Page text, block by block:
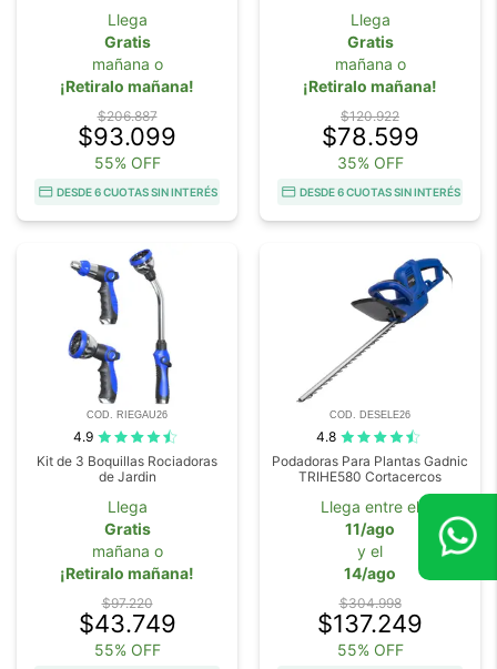
Llega
Gratis
mañana o
¡Retiralo mañana!
$206.887
$93.099
55% OFF
DESDE 6 CUOTAS SIN INTERÉS
Llega
Gratis
mañana o
¡Retiralo mañana!
$120.922
$78.599
35% OFF
DESDE 6 CUOTAS SIN INTERÉS
COD. RIEGAU26
4.9
Kit de 3 Boquillas Rociadoras
de Jardin
Llega
Gratis
mañana o
¡Retiralo mañana!
$97.220
$43.749
55% OFF
COD. DESELE26
4.8
Podadoras Para Plantas Gadnic
TRIHE580 Cortacercos
Llega entre el
11/ago
y el
14/ago
$304.998
$137.249
55% OFF